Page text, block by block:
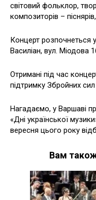
світовий фольклор,
композиторів –
Концерт розпочнеться
Василіан, вул. Міодова
Отримані під час
підтримку Збройних
Нагадаємо, у Варшаві
«Дні української
вересня цього року
Вам